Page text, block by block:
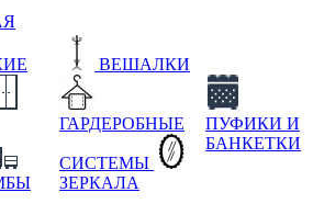
ВЕШАЛКИ
ГАРДЕРОБНЫЕ
СИСТЕМЫ
ЗЕРКАЛА
ПУФИКИ И
БАНКЕТКИ